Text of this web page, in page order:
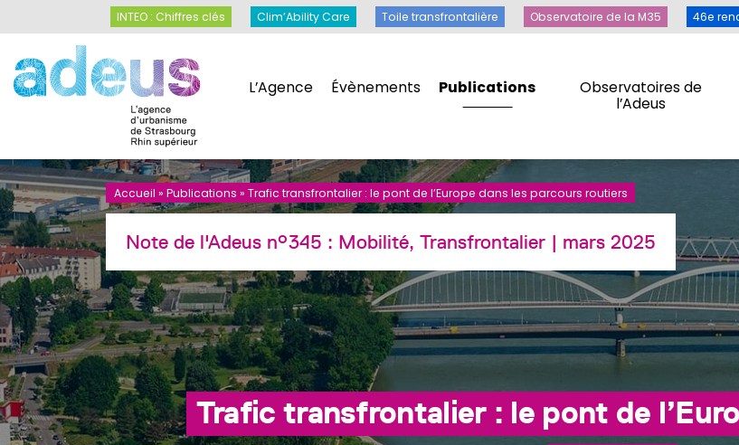
L’Agence Évènements Publications
Observatoires de
l’Adeus
INTEO : Chiffres clés Clim’Ability Care Toile transfrontalière Observatoire de la M35 46e
INTEO : Chiffres clés Clim’Ability Care Toile transfrontalière Observatoire de la M35
Accueil » Publications » Trafic transfrontalier : le pont de l’Europe dans les parcours routiers
Note de l'Adeus n°345 : Mobilité, Transfrontalier| mars 2025
Trafic transfrontalier : le pont de
Panneau de gestion des cookies